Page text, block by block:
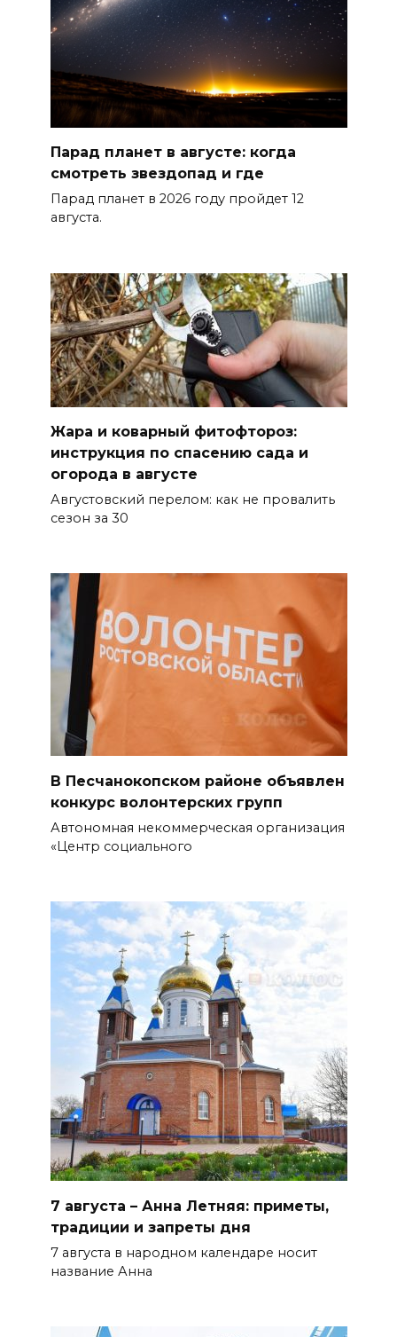
07 августа 2026 14:28
Раскаленный август
07 августа 2026 14:28
До 120 человек на борту:
новому «Метеору» присвоили
имя «Андрей Байков»
Миграционная ситуация на
Дону
07 августа 2026 14:20
Штормовое предупреждение:
на Ростовскую область
надвигаются ливни с градом
07 августа 2026 13:59
В Общественной палате
предложили сократить
07 августа 2026 13:43
Памятник Ермаку в
Новочеркасске перекрасили в
черный цвет – общественники
бьют тревогу
07 августа 2026 13:38
Мем с Путиным, российские
лекарства и уникальные
6 августа
Проект Таганрогского музея
победил во втором конкурсе
программы «Красота внутри»
БОЛЬШЕ НОВОСТЕЙ
Парад планет в августе: когда
смотреть звездопад и где
Парад планет в 2026 году пройдет 12
августа.
Жара и коварный фитофтороз:
инструкция по спасению сада и
огорода в августе
Августовский перелом: как не провалить
сезон за 30
В Песчанокопском районе объявлен
конкурс волонтерских групп
Автономная некоммерческая организация
«Центр социального
7 августа – Анна Летняя: приметы,
традиции и запреты дня
7 августа в народном календаре носит
название Анна